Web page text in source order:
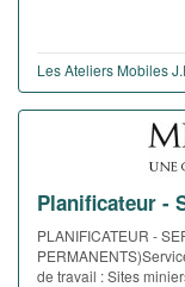
Les Ateliers Mobiles
Planificateur -
PLANIFICATEUR -
de travail : Sites